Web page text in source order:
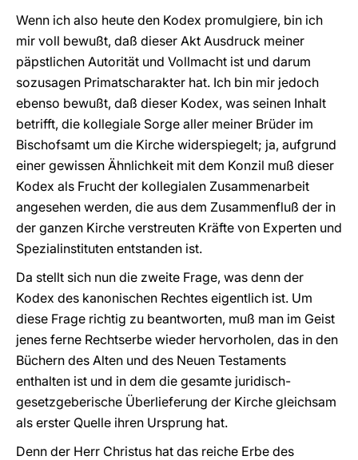
Wenn ich also heute den Kodex promulgiere, bin ich
mir voll bewußt, daß dieser Akt Ausdruck meiner
päpstlichen Autorität und Vollmacht ist und darum
sozusagen Primatscharakter hat. Ich bin mir jedoch
ebenso bewußt, daß dieser Kodex, was seinen Inhalt
betrifft, die kollegiale Sorge aller meiner Brüder im
Bischofsamt um die Kirche widerspiegelt; ja, aufgrund
einer gewissen Ähnlichkeit mit dem Konzil muß dieser
Kodex als Frucht der kollegialen Zusammenarbeit
angesehen werden, die aus dem Zusammenfluß der in
der ganzen Kirche verstreuten Kräfte von Experten und
Spezialinstituten entstanden ist.
Da stellt sich nun die zweite Frage, was denn der
Kodex des kanonischen Rechtes eigentlich ist. Um
diese Frage richtig zu beantworten, muß man im Geist
jenes ferne Rechtserbe wieder hervorholen, das in den
Büchern des Alten und des Neuen Testaments
enthalten ist und in dem die gesamte juridisch-
gesetzgeberische Überlieferung der Kirche gleichsam
als erster Quelle ihren Ursprung hat.
Denn der Herr Christus hat das reiche Erbe des